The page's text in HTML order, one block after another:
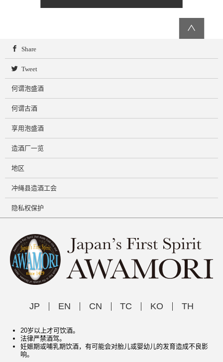
∧
Share
Tweet
何谓泡盛酒
何谓古酒
享用泡盛酒
造酒厂一览
地区
冲绳县造酒工会
隐私权保护
JP EN CN TC KO TH
20岁以上才可饮酒。
法律严禁酒驾。
妊娠期或哺乳期饮酒，有可能会对胎儿或婴幼儿的发育造成不良影
响。